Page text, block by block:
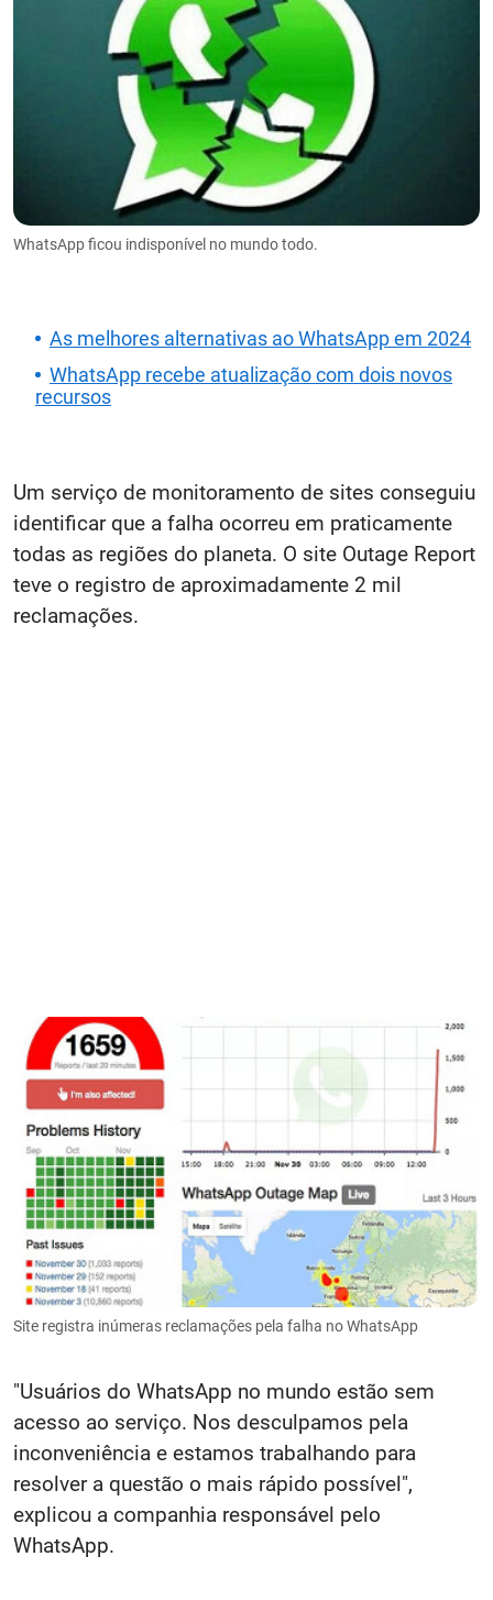
WhatsApp ficou indisponível no mundo todo.
As melhores alternativas ao WhatsApp em 2024
WhatsApp recebe atualização com dois novos
recursos
Um serviço de monitoramento de sites conseguiu
identificar que a falha ocorreu em praticamente
todas as regiões do planeta. O site Outage Report
teve o registro de aproximadamente 2 mil
reclamações.
Site registra inúmeras reclamações pela falha no WhatsApp
"Usuários do WhatsApp no mundo estão sem
acesso ao serviço. Nos desculpamos pela
inconveniência e estamos trabalhando para
resolver a questão o mais rápido possível",
explicou a companhia responsável pelo
WhatsApp.